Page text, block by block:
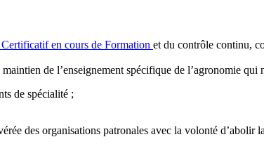
en cours de Formation et du contrôle continu,
de l’enseignement spécifique de l’agronomie qui
de spécialité ;
des organisations patronales avec la volonté d’abolir